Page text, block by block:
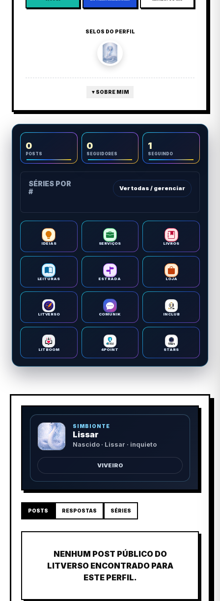
SELOS DO PERFIL
▼ SOBRE MIM
0
POSTS
0
SEGUIDORES
1
SEGUINDO
SÉRIES POR
#
Ver todas / gerenciar
IDEIAS SERVIÇOS LIVROS
LEITURAS ESTRADA LOJA
LITVERSO COMUNIK INCLUB
LITBOOM 4POINT STARS
SIMBIONTE
Lissar
Nascido · Lissar · inquieto
VIVEIRO
POSTS RESPOSTAS SÉRIES
NENHUM POST PÚBLICO DO
LITVERSO ENCONTRADO PARA
ESTE PERFIL.